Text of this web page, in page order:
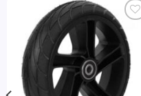
Pridať
do
zoznamu
želaní